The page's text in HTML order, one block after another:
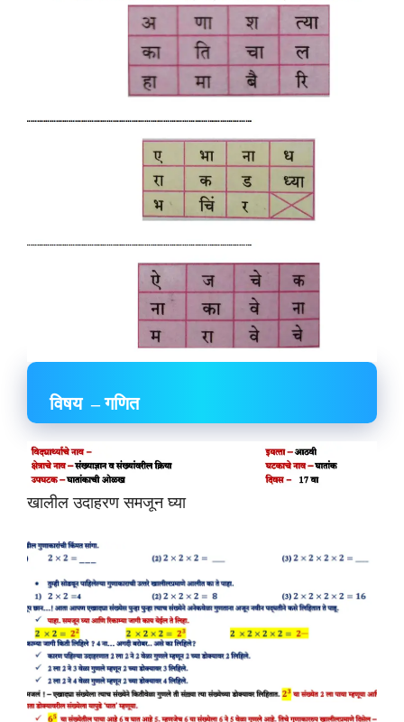
विषय – गणित
खालील उदाहरण समजून घ्या